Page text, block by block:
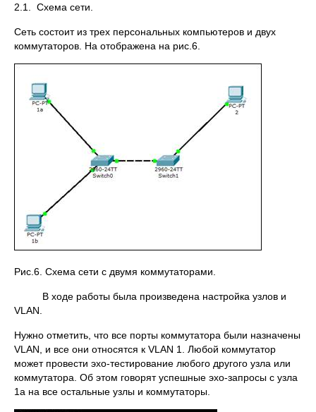
2.1. Схема сети.
Сеть состоит из трех персональных компьютеров и двух
коммутаторов. На отображена на рис.6.
Рис.6. Схема сети с двумя коммутаторами.
В ходе работы была произведена настройка узлов и
VLAN.
Нужно отметить, что все порты коммутатора были назначены
VLAN, и все они относятся к VLAN 1. Любой коммутатор
может провести эхо-тестирование любого другого узла или
коммутатора. Об этом говорят успешные эхо-запросы с узла
1а на все остальные узлы и коммутаторы.